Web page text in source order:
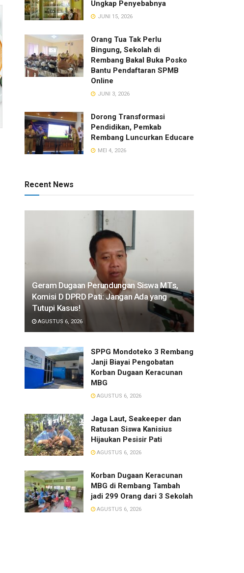
Ungkap Penyebabnya
JUNI 15, 2026
Orang Tua Tak Perlu
Bingung, Sekolah di
Rembang Bakal Buka Posko
Bantu Pendaftaran SPMB
Online
JUNI 3, 2026
Dorong Transformasi
Pendidikan, Pemkab
Rembang Luncurkan Educare
MEI 4, 2026
Recent News
Geram Dugaan Perundungan Siswa MTs,
Komisi D DPRD Pati: Jangan Ada yang
Tutupi Kasus!
AGUSTUS 6, 2026
SPPG Mondoteko 3 Rembang
Janji Biayai Pengobatan
Korban Dugaan Keracunan
MBG
AGUSTUS 6, 2026
Jaga Laut, Seakeeper dan
Ratusan Siswa Kanisius
Hijaukan Pesisir Pati
AGUSTUS 6, 2026
Korban Dugaan Keracunan
MBG di Rembang Tambah
jadi 299 Orang dari 3 Sekolah
AGUSTUS 6, 2026